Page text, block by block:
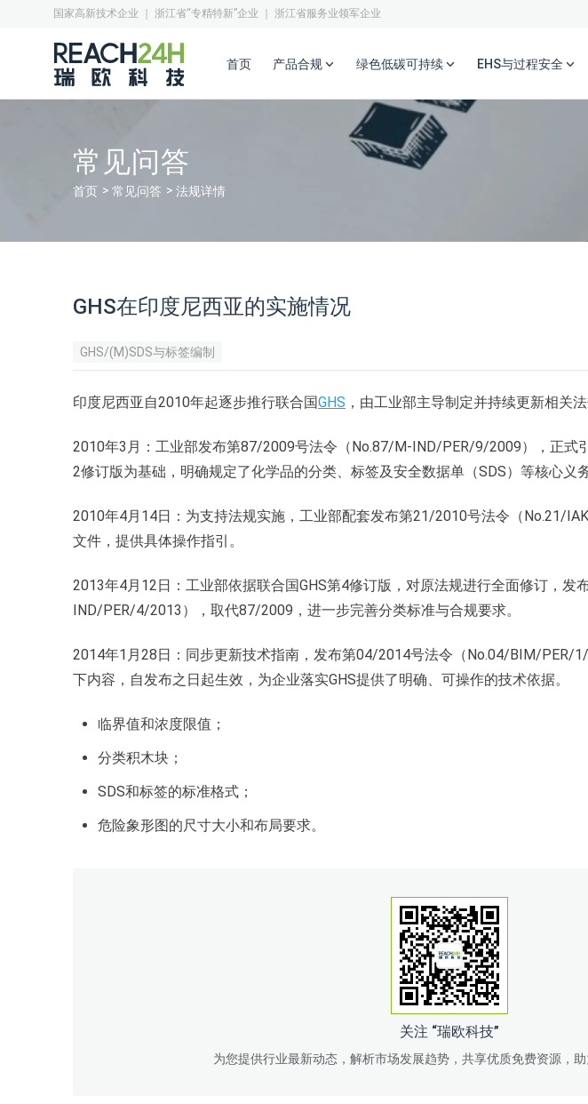
国家高新技术企业 ｜ 浙江省“专精特新”企业 ｜ 浙江省服务业领军企业
首页 产品合规 绿色低碳可持续 EHS与过程安全
常见问答
首页 常见问答 法规详情
GHS在印度尼西亚的实施情况
GHS/(M)SDS与标签编制
印度尼西亚自2010年起逐步推行联合国GHS ，由工业部主导制定并持续更新相关法
2010年3月：工业部发布第87/2009号法令（No.87/M-IND/PER/9/2009），正式
2修订版为基础，明确规定了化学品的分类、标签及安全数据单（SDS）等核心义务
2010年4月14日：为支持法规实施，工业部配套发布第21/2010号法令（No.21/
文件，提供具体操作指引。
2013年4月12日：工业部依据联合国GHS第4修订版，对原法规进行全面修订，发
IND/PER/4/2013），取代87/2009，进一步完善分类标准与合规要求。
2014年1月28日：同步更新技术指南，发布第04/2014号法令（No.04/BIM/PER/
下内容，自发布之日起生效，为企业落实GHS提供了明确、可操作的技术依据。
临界值和浓度限值；
分类积木块；
SDS和标签的标准格式；
危险象形图的尺寸大小和布局要求。
关注 “瑞欧科技”
为您提供行业最新动态，解析市场发展趋势，共享优质免费资源，助